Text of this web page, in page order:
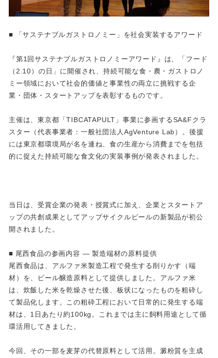
■ 「サステナブルガストロノミー」を社会実装するアワード
『第1回サステナブルガストロノミーアワード』は、「フード
（2.10）の日」に開催され、持続可能な食・農・ガストロノ
ミー領域において社会的価値と事業性の両立に挑戦する企
業・団体・スタートアップを表彰するものです。
主催は、東京都「TIBCATAPULT」事業に参画するSA&Fクラ
スター（代表事業者：一般社団法人AgVenture Lab）。後援
には東京都環境局が名を連ね、食の生産から消費までを包括
的に捉えた持続可能な食文化の実装事例が発表されました。
当日は、受賞企業の発表・授賞式に加え、企業とスタートア
ップの共創成果としてアップサイクルビールの新製品が初公
開されました。
■ 尾西食品の参画内容 ― 製造端材の原料提供
尾西食品は、アルファ米製造工程で発生する削りかす（端
材）を、ビール醸造原料として提供しました。アルファ米
は、炊飯した米を乾燥させた後、板状になったものを粗砕し
て製品化します。この粗砕工程において日常的に発生する端
材は、1日あたり約100kg。これまでは主に飼料用途として循
環活用してきました。
今回、その一部を麦芽の代替原料として活用。澱粉質を主成